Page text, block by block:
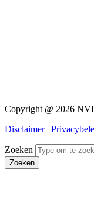
Copyright @ 2026
Disclaimer|
Zoeken
Zoeken